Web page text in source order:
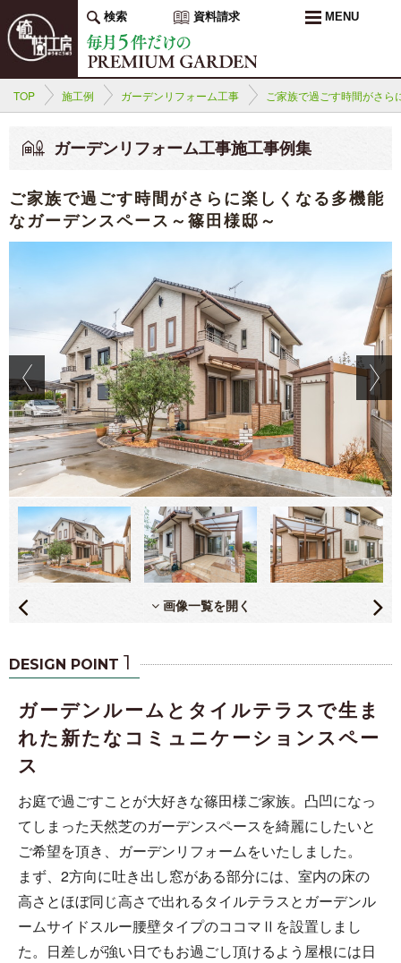
検索 資料請求 MENU
TOP 施工例 ガーデンリフォーム工事 ご家族で過ごす時間がさ
ガーデンリフォーム工事施工事例集
ご家族で過ごす時間がさらに楽しくなる多機能
なガーデンスペース～篠田様邸～
画像一覧を開く
DESIGN POINT 1
ガーデンルームとタイルテラスで生ま
れた新たなコミュニケーションスペー
ス
お庭で過ごすことが大好きな篠田様ご家族。凸凹になっ
てしまった天然芝のガーデンスペースを綺麗にしたいと
ご希望を頂き、ガーデンリフォームをいたしました。
まず、2方向に吐き出し窓がある部分には、室内の床の
高さとほぼ同じ高さで出れるタイルテラスとガーデンル
ームサイドスルー腰壁タイプのココマⅡを設置しまし
た。日差しが強い日でもお過ごし頂けるよう屋根には日